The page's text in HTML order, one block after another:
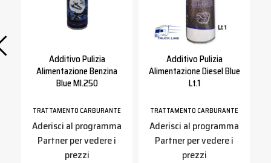
Additivo Pulizia
Alimentazione Benzina
Blue Ml.250
TRATTAMENTO CARBURANTE
Aderisci al programma
Partner per vedere i
prezzi
Additivo Pulizia
Alimentazione Diesel Blue
Lt.1
TRATTAMENTO CARBURANTE
Aderisci al programma
Partner per vedere i
prezzi